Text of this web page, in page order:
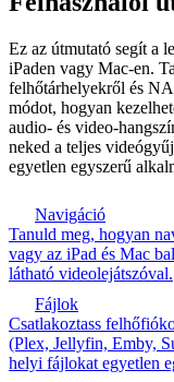
Ez az útmutató segít a
iPaden vagy Mac-en.
felhőtárhelyekről és
módot, hogyan
audio- és video-
neked a teljes
egyetlen egyszerű
Navigáció
Tanuld meg, hogyan
vagy az iPad és Mac
látható videolejátszóval.
Fájlok
Csatlakoztass
(Plex, Jellyfin, Emby,
helyi fájlokat egyetlen